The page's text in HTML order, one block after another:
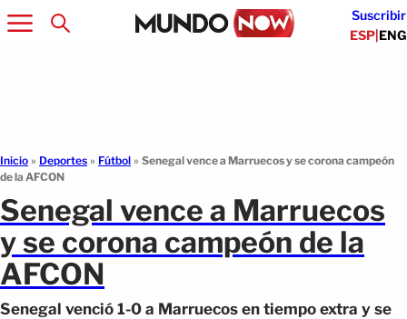
Suscribir
ESP|ENG
Inicio » Deportes » Fútbol » Senegal vence a Marruecos y se corona campeón
de la AFCON
Senegal vence a Marruecos
y se corona campeón de la
AFCON
Senegal venció 1-0 a Marruecos en tiempo extra y se